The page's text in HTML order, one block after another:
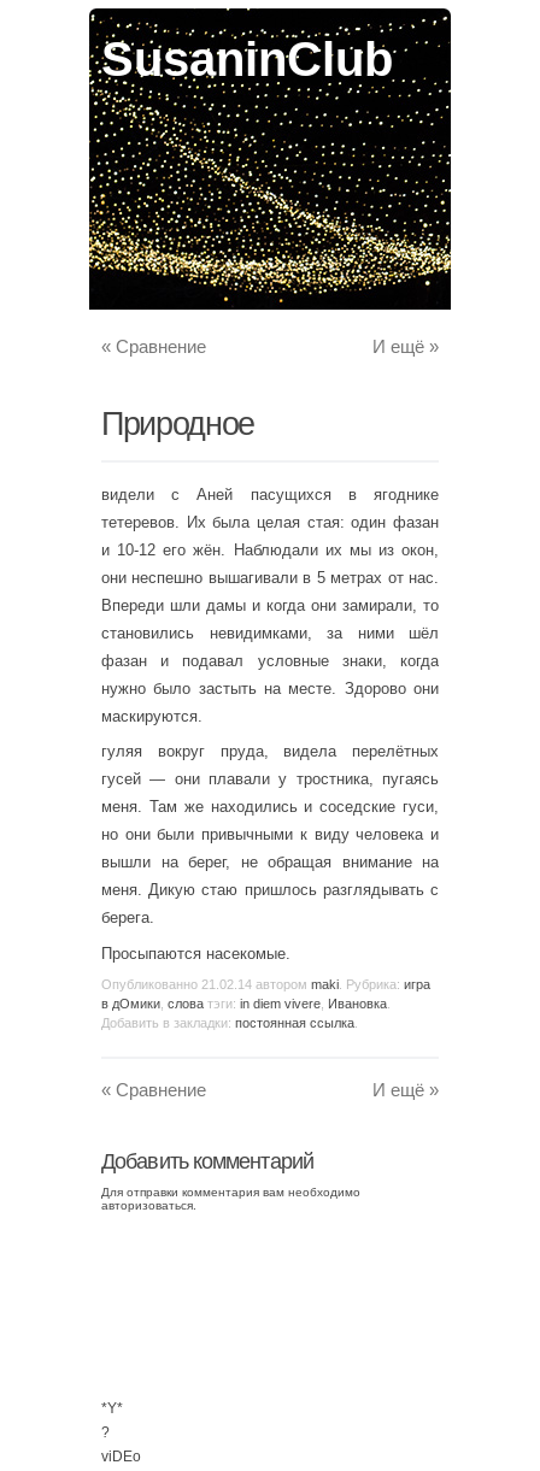
SusaninClub
« Сравнение И ещё »
Природное
видели с Аней пасущихся в ягоднике
тетеревов. Их была целая стая: один фазан
и 10-12 его жён. Наблюдали их мы из окон,
они неспешно вышагивали в 5 метрах от нас.
Впереди шли дамы и когда они замирали, то
становились невидимками, за ними шёл
фазан и подавал условные знаки, когда
нужно было застыть на месте. Здорово они
маскируются.
гуляя вокруг пруда, видела перелётных
гусей — они плавали у тростника, пугаясь
меня. Там же находились и соседские гуси,
но они были привычными к виду человека и
вышли на берег, не обращая внимание на
меня. Дикую стаю пришлось разглядывать с
берега.
Просыпаются насекомые.
Опубликованно 21.02.14 автором maki . Рубрика: игра
в дОмики слова тэги: in diem vivere Ивановка
Добавить в закладки: постоянная ссылка
« Сравнение И ещё »
Добавить комментарий
Для отправки комментария вам необходимо
авторизоваться
*Y*
?
viDEo